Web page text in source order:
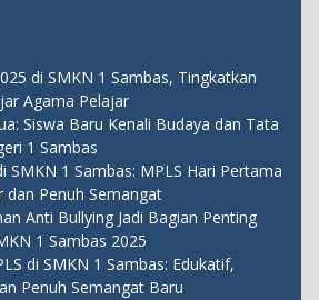
di SMKN 1 Sambas, Tingkatkan
Agama Pelajar
Siswa Baru Kenali Budaya dan Tata
1 Sambas
SMKN 1 Sambas: MPLS Hari Pertama
dan Penuh Semangat
Anti Bullying Jadi Bagian Penting
1 Sambas 2025
di SMKN 1 Sambas: Edukatif,
Penuh Semangat Baru